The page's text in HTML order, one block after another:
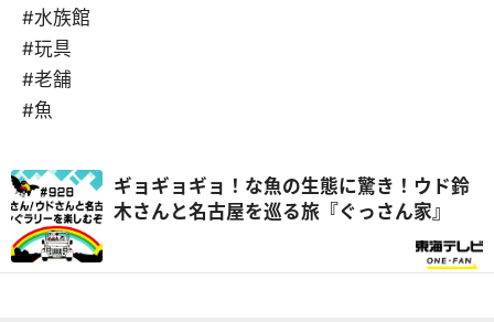
#水族館
#玩具
#老舗
#魚
ギョギョギョ！な魚の生態に驚き！ウド鈴
木さんと名古屋を巡る旅『ぐっさん家』